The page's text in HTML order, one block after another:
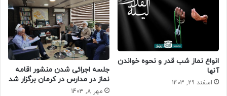
انواع نماز شب قدر و نحوه خواندن
آنها
اسفند 29, 1403
جلسه اجرائی شدن منشور اقامه
نماز در مدارس در کرمان برگزار شد
مهر 8, 1403